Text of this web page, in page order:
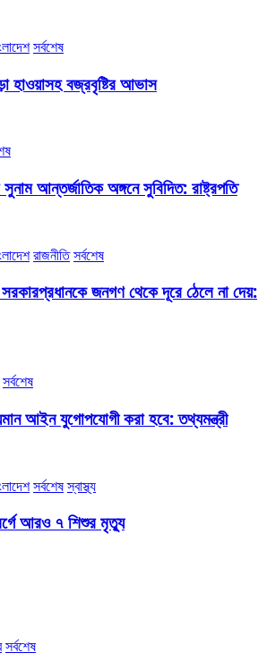
সর্বশেষ
হাওয়াসহ বজ্রবৃষ্টির আভাস
সুনাম আন্তর্জাতিক অঙ্গনে সুবিদিত: রাষ্ট্রপতি
রাজনীতি সর্বশেষ
জনগণ থেকে দূরে ঠেলে না দেয়:
সর্বশেষ
আইন যুগোপযোগী করা হবে: তথ্যমন্ত্রী
সর্বশেষ স্বাস্থ্য
আরও ৭ শিশুর মৃত্যু
সর্বশেষ